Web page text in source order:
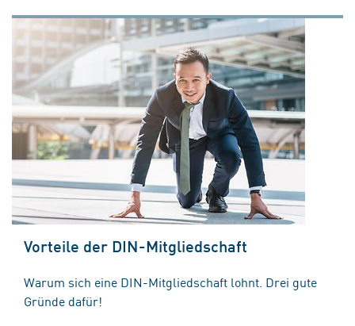
Vorteile der DIN-Mitgliedschaft
Warum sich eine DIN-Mitgliedschaft lohnt. Drei gute
Gründe dafür!